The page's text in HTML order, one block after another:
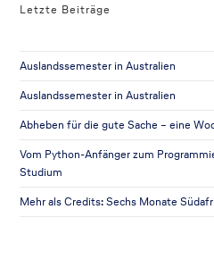
Letzte Beiträge
Auslandssemester in Australien
Auslandssemester in Australien
Abheben für die gute Sache – eine
Vom Python-Anfänger zum
Studium
Mehr als Credits: Sechs Monate